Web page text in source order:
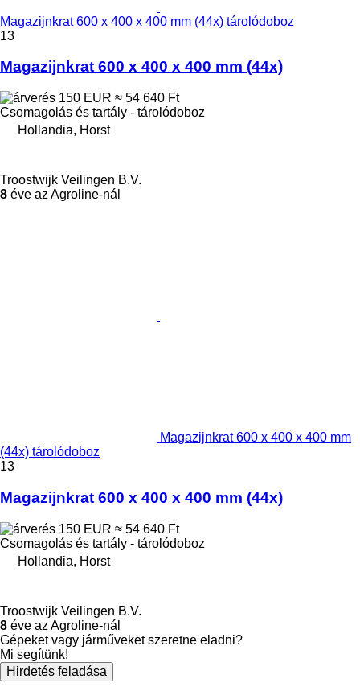
Magazijnkrat 600 x 400 x 400 mm (44x) tárolódoboz
13
Magazijnkrat 600 x 400 x 400 mm (44x)
150 EUR ≈ 54 640 Ft
Csomagolás és tartály - tárolódoboz
Hollandia, Horst
Troostwijk Veilingen B.V.
8 éve az Agroline-nál
Magazijnkrat 600 x 400 x 400 mm
(44x) tárolódoboz
13
Magazijnkrat 600 x 400 x 400 mm (44x)
150 EUR ≈ 54 640 Ft
Csomagolás és tartály - tárolódoboz
Hollandia, Horst
Troostwijk Veilingen B.V.
8 éve az Agroline-nál
Gépeket vagy járműveket szeretne eladni?
Mi segítünk!
Hirdetés feladása